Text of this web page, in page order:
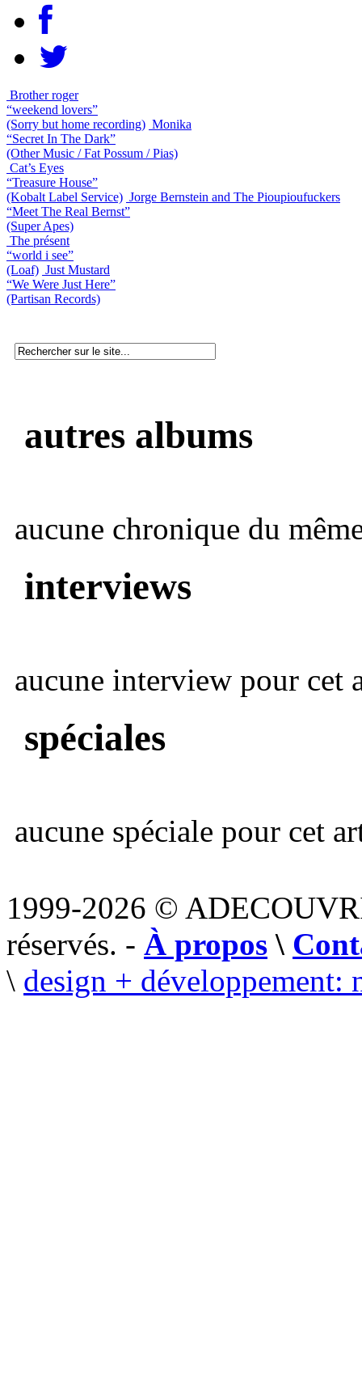
Brother roger
“weekend lovers”
(Sorry but home recording) Monika
“Secret In The Dark”
(Other Music / Fat Possum / Pias)
Cat’s Eyes
“Treasure House”
(Kobalt Label Service) Jorge Bernstein and The Pioupioufuckers
“Meet The Real Bernst”
(Super Apes)
The présent
“world i see”
(Loaf) Just Mustard
“We Were Just Here”
(Partisan Records)
autres albums
aucune chronique du
interviews
aucune interview pour cet
spéciales
aucune spéciale pour cet
1999-2026 ©
réservés. - À propos \
\ design + développement: